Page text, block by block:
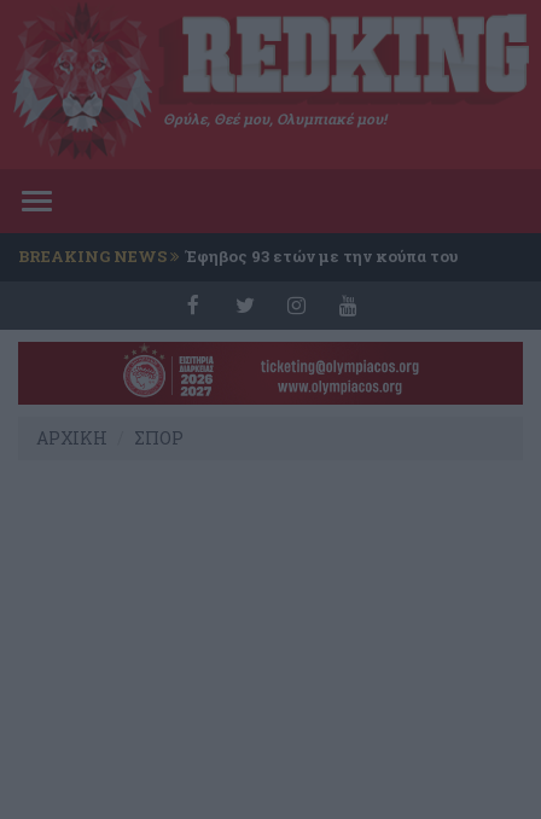
Θρύλε, Θεέ μου, Ολυμπιακέ μου!
Toggle
BREAKING NEWS Έφηβος 93 ετών με την κούπα του
ΑΡΧΙΚΗ ΣΠΟΡ